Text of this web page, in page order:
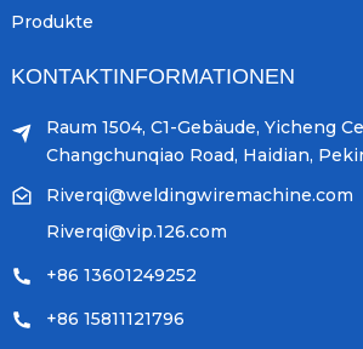
Produkte
KONTAKTINFORMATIONEN
Raum 1504, C1-Gebäude, Yicheng
Changchunqiao Road, Haidian,
Riverqi@weldingwiremachine.com
Riverqi@vip.126.com
+86 13601249252
+86 15811121796